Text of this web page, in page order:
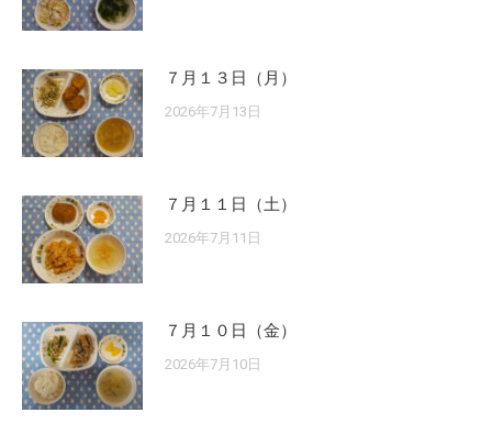
７月１３日（月）
2026年7月13日
７月１１日（土）
2026年7月11日
７月１０日（金）
2026年7月10日